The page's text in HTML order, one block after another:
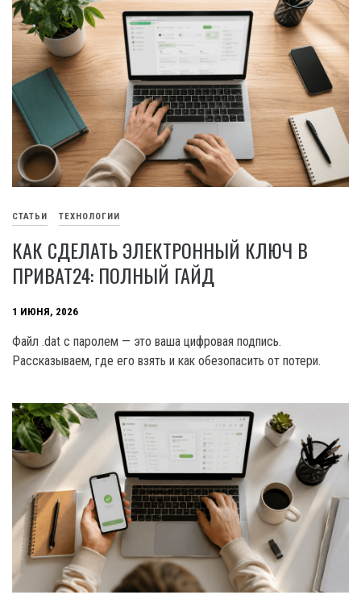
СТАТЬИ ТЕХНОЛОГИИ
КАК СДЕЛАТЬ ЭЛЕКТРОННЫЙ КЛЮЧ В
ПРИВАТ24: ПОЛНЫЙ ГАЙД
1 ИЮНЯ, 2026
Файл .dat с паролем — это ваша цифровая подпись.
Рассказываем, где его взять и как обезопасить от потери.